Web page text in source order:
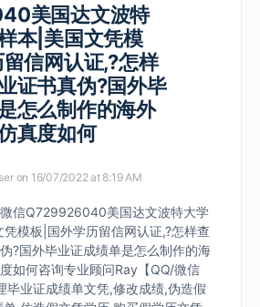
美国达文波特
本|美国文凭模
信网认证,?怎样
证书真伪?国外毕
怎么制作的海外
真度如何
on 16/07/2022 at 8:19 AM
微信Q729926040美国达文波特大学
模板|国外学历留信网认证,?怎样查
?国外毕业证成绩单是怎么制作的海
如何咨询专业顾问Ray【QQ/微信
业证成绩单文凭,修改成绩,伪造假